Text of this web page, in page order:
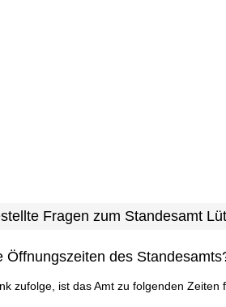
Fragen zum Standesamt
Öffnungszeiten des
zufolge, ist das Amt zu folgenden Zeiten